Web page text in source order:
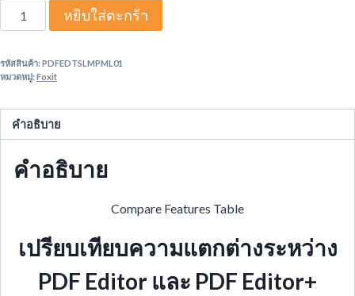
จำนวน
Foxit
Editor
Year
Subscription
โปรแกรม
หยิบใส่ตะกร้า
รหัสสินค้า:PDFEDTSLMPML01
หมวดหมู่:Foxit
คำอธิบาย
คำอธิบาย
Compare Features Table
เปรียบเทียบความแตกต่างระหว่าง
PDF Editor และ PDF Editor+